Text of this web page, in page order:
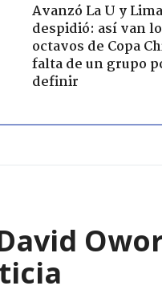
Avanzó La U y
despidió: así van
octavos de Copa
falta de un grupo
definir